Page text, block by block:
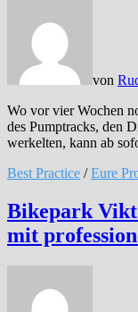
von
Wo vor vier Wochen
des Pumptracks, den
werkelten, kann ab
Best Practice /Eure
Bikepark
mit